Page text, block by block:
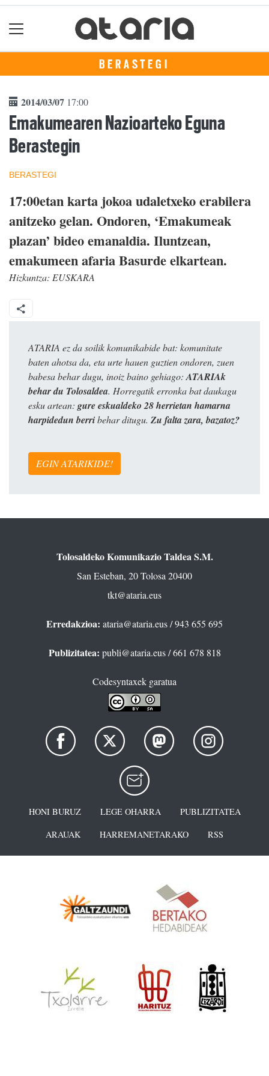
BERASTEGI
2014/03/07 17:00
Emakumearen Nazioarteko Eguna
Berastegin
BERASTEGI
17:00etan karta jokoa udaletxeko erabilera
anitzeko gelan. Ondoren, ‘Emakumeak
plazan’ bideo emanaldia. Iluntzean,
emakumeen afaria Basurde elkartean.
Hizkuntza: EUSKARA
ATARIA ez da soilik komunikabide bat: komunitate
baten ahotsa da, eta urte hauen guztien ondoren, zuen
babesa behar dugu, inoiz baino gehiago:ATARIAk
behar du Tolosaldea. Horregatik erronka bat daukagu
esku artean: gure eskualdeko 28 herrietan hamarna
harpidedun berribehar ditugu. Zu falta zara, bazatoz?
EGIN ATARIKIDE!
Tolosaldeko Komunikazio Taldea S.M.
San Esteban, 20 Tolosa 20400
tkt@ataria.eus
Erredakzioa: ataria@ataria.eus/ 943 655 695
Publizitatea: publi@ataria.eus/ 661 678 818
Codesyntaxek garatua
HONI BURUZ LEGE OHARRA
PUBLIZITATEA
ARAUAK
HARREMANETARAKO RSS